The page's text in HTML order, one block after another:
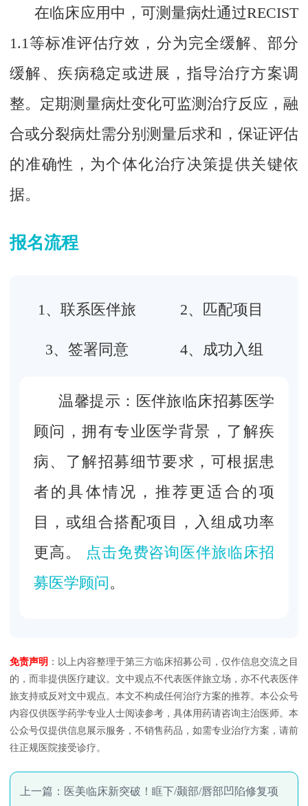
在临床应用中，可测量病灶通过RECIST
1.1等标准评估疗效，分为完全缓解、部分
缓解、疾病稳定或进展，指导治疗方案调
整。定期测量病灶变化可监测治疗反应，融
合或分裂病灶需分别测量后求和，保证评估
的准确性，为个体化治疗决策提供关键依
据。
报名流程
1、联系医伴旅 2、匹配项目
3、签署同意 4、成功入组
温馨提示：医伴旅临床招募医学
顾问，拥有专业医学背景，了解疾
病、了解招募细节要求，可根据患
者的具体情况，推荐更适合的项
目，或组合搭配项目，入组成功率
更高。 点击免费咨询医伴旅临床招
募医学顾问。
免责声明 ：以上内容整理于第三方临床招募公司，仅作信息交流之目
的，而非提供医疗建议。文中观点不代表医伴旅立场，亦不代表医伴
旅支持或反对文中观点。本文不构成任何治疗方案的推荐。本公众号
内容仅供医学药学专业人士阅读参考，具体用药请咨询主治医师。本
公众号仅提供信息展示服务，不销售药品，如需专业治疗方案，请前
往正规医院接受诊疗。
上一篇： 医美临床新突破！眶下/颞部/唇部凹陷修复项